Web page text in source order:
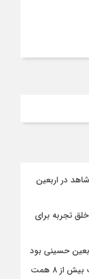
در اربعین
تجربه برای
حسینی بود
در چهار ماه نخست ۱۴۰۵ رقم خورد؛ پرداخت بیش از ۸ همت